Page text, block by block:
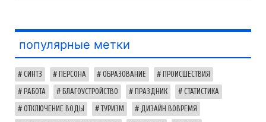
популярные метки
СИНТЗ ПЕРСОНА ОБРАЗОВАНИЕ ПРОИСШЕСТВИЯ
РАБОТА БЛАГОУСТРОЙСТВО ПРАЗДНИК СТАТИСТИКА
ОТКЛЮЧЕНИЕ ВОДЫ ТУРИЗМ ДИЗАЙН ВОВРЕМЯ